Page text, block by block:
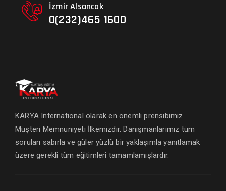
İzmir Alsancak
0(232)465 1600
KARYA International olarak en önemli prensibimiz
Müşteri Memnuniyeti İlkemizdir. Danışmanlarımız tüm
soruları sabırla ve güler yüzlü bir yaklaşımla yanıtlamak
üzere gerekli tüm eğitimleri tamamlamışlardır.